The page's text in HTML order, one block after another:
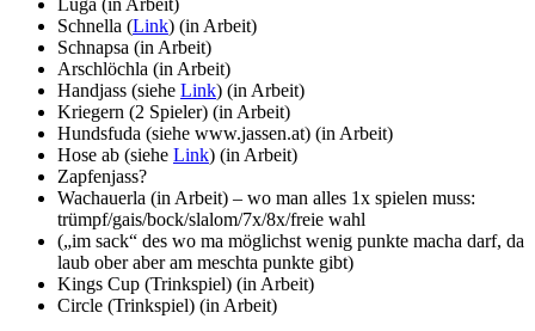
Schnella (Link) (in Arbeit)
Schnapsa (in Arbeit)
Arschlöchla (in Arbeit)
Handjass (siehe Link) (in Arbeit)
Kriegern (2 Spieler) (in Arbeit)
Hundsfuda (siehe www.jassen.at) (in Arbeit)
Hose ab (siehe Link) (in Arbeit)
Zapfenjass?
Wachauerla (in Arbeit) – wo man alles 1x spielen muss:
trümpf/gais/bock/slalom/7x/8x/freie wahl
(„im sack“ des wo ma möglichst wenig punkte macha darf, da
laub ober aber am meschta punkte gibt)
Kings Cup (Trinkspiel) (in Arbeit)
Circle (Trinkspiel) (in Arbeit)